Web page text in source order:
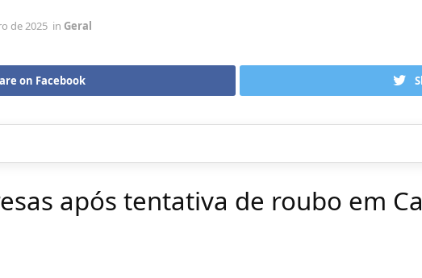
de 2025 in Geral
on Facebook
após tentativa de roubo em